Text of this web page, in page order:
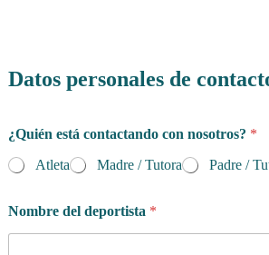
Datos personales de
¿Quién está contactando con nosotros? *
Atleta
Madre / Tutora Padre /
e
*
Nombre del deportista *